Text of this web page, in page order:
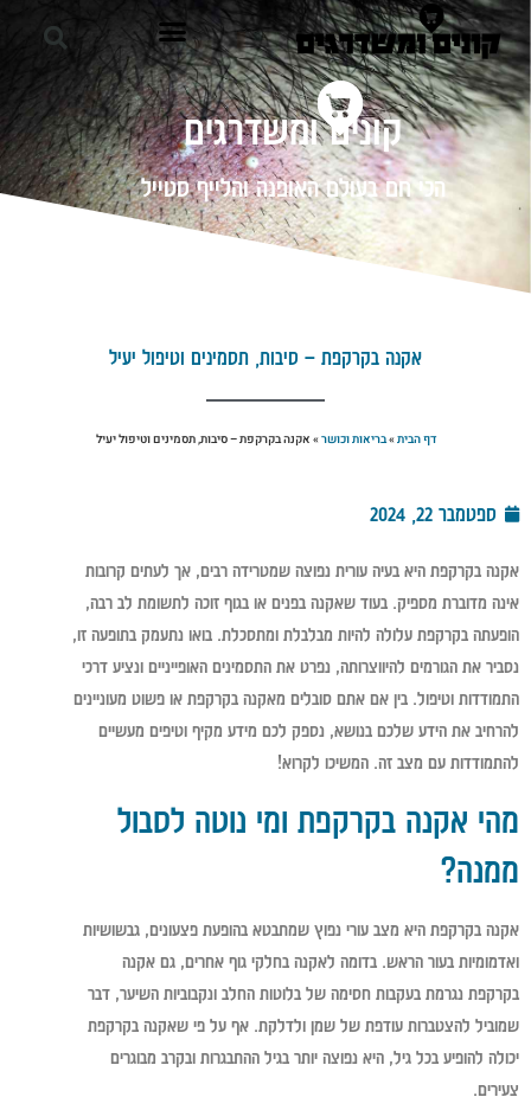
קונים ומשדרגים
הכי חם בעולם האופנה והלייף סטייל
אקנה בקרקפת – סיבות, תסמינים וטיפול יעיל
דף הבית»בריאות וכושר» אקנה בקרקפת – סיבות, תסמינים וטיפול יעיל
ספטמבר 22, 2024
אקנה בקרקפת היא בעיה עורית נפוצה שמטרידה רבים, אך לעתים קרובות
אינה מדוברת מספיק. בעוד שאקנה בפנים או בגוף זוכה לתשומת לב רבה,
הופעתה בקרקפת עלולה להיות מבלבלת ומתסכלת. בואו נתעמק בתופעה זו,
נסביר את הגורמים להיווצרותה, נפרט את התסמינים האופייניים ונציע דרכי
התמודדות וטיפול. בין אם אתם סובלים מאקנה בקרקפת או פשוט מעוניינים
להרחיב את הידע שלכם בנושא, נספק לכם מידע מקיף וטיפים מעשיים
להתמודדות עם מצב זה. המשיכו לקרוא!
מהי אקנה בקרקפת ומי נוטה לסבול
ממנה?
אקנה בקרקפת היא מצב עורי נפוץ שמתבטא בהופעת פצעונים, גבשושיות
ואדמומיות בעור הראש. בדומה לאקנה בחלקי גוף אחרים, גם אקנה
בקרקפת נגרמת בעקבות חסימה של בלוטות החלב ונקבוביות השיער, דבר
שמוביל להצטברות עודפת של שמן ולדלקת. אף על פי שאקנה בקרקפת
יכולה להופיע בכל גיל, היא נפוצה יותר בגיל ההתבגרות ובקרב מבוגרים
צעירים.